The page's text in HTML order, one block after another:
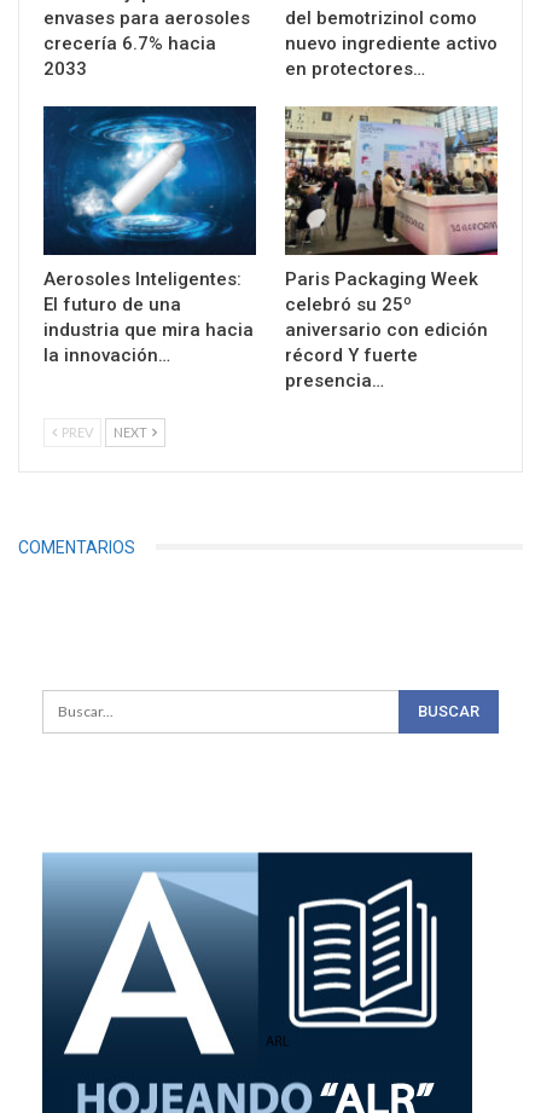
envases para aerosoles
crecería 6.7% hacia
2033
del bemotrizinol como
nuevo ingrediente activo
en protectores…
Aerosoles Inteligentes:
El futuro de una
industria que mira hacia
la innovación…
Paris Packaging Week
celebró su 25º
aniversario con edición
récord Y fuerte
presencia…
PREV NEXT
COMENTARIOS